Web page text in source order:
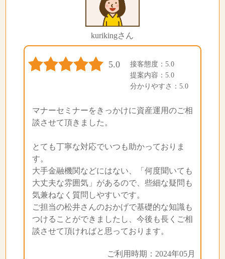
kurikingさん
5.0
接客態度：5.0
提案内容：5.0
分かりやすさ：5.0
マナーセミナーをきっかけに資産運用のご相
談させて頂きました。
とても丁寧な対応でいつも助かっておりま
す。
大手金融機関などにはない、「何度聞いても
大丈夫な雰囲気」があるので、些細な疑問も
気兼ねなく質問しやすいです。
ご担当の松井さんのおかげで基礎的な知識も
つけることができましたし、今後も長くご相
談させて頂ければと思っております。
ご利用時期：2024年05月